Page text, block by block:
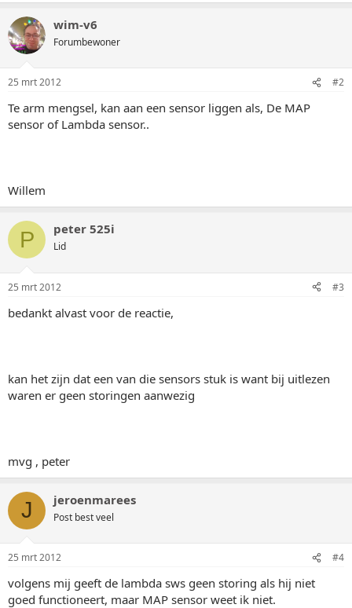
wim-v6
Forumbewoner
25 mrt 2012 #2
Te arm mengsel, kan aan een sensor liggen als, De MAP
sensor of Lambda sensor..
Willem
P peter 525i
Lid
25 mrt 2012 #3
bedankt alvast voor de reactie,
kan het zijn dat een van die sensors stuk is want bij uitlezen
waren er geen storingen aanwezig
mvg , peter
J jeroenmarees
Post best veel
25 mrt 2012 #4
volgens mij geeft de lambda sws geen storing als hij niet
goed functioneert, maar MAP sensor weet ik niet.